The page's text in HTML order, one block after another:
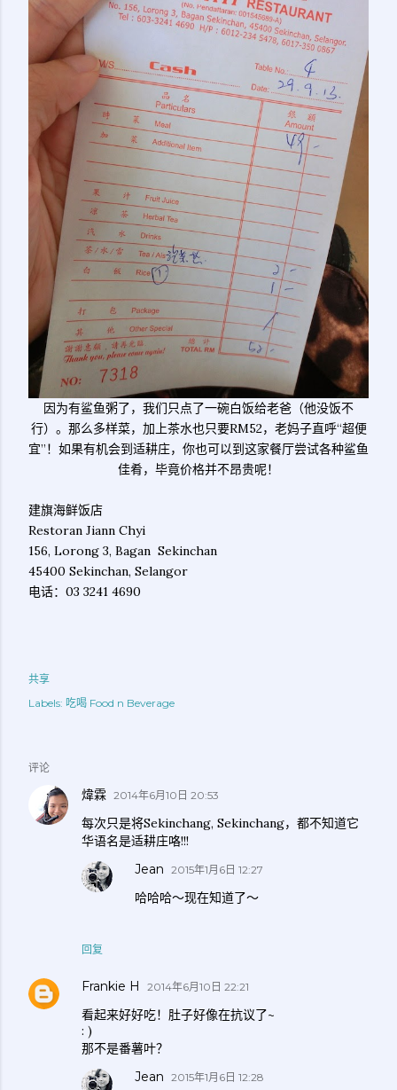
因为有鲨鱼粥了，我们只点了一碗白饭给老爸（他没饭不
行）。那么多样菜，加上茶水也只要RM52，老妈子直呼“超便
宜”！如果有机会到适耕庄，你也可以到这家餐厅尝试各种鲨鱼
佳肴，毕竟价格并不昂贵呢！
建旗海鲜饭店
Restoran Jiann Chyi
156, Lorong 3, Bagan Sekinchan
45400 Sekinchan, Selangor
电话：03 3241 4690
共享
Labels: 吃喝 Food n Beverage
评论
煒霖 2014年6月10日 20:53
每次只是将Sekinchang, Sekinchang，都不知道它
华语名是适耕庄咯!!!
回复
Jean 2015年1月6日 12:27
哈哈哈～现在知道了～
Frankie H 2014年6月10日 22:21
看起来好好吃！肚子好像在抗议了~
: )
那不是番薯叶？
Jean 2015年1月6日 12:28